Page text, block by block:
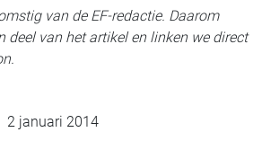
van de EF-redactie. Daarom
deel van het artikel en linken we direct
2 januari 2014